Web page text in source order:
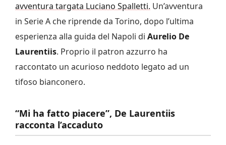
avventura targata Luciano Spalletti. Un’avventura
in Serie A che riprende da Torino, dopo l’ultima
esperienza alla guida del Napoli di Aurelio De
Laurentiis. Proprio il patron azzurro ha
raccontato un acurioso neddoto legato ad un
tifoso bianconero.
“Mi ha fatto piacere”, De Laurentiis
racconta l’accaduto